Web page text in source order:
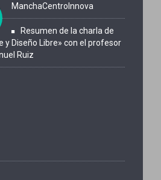
ManchaCentroInnova
Resumen de la charla de
y Diseño Libre» con el profesor
Ruiz